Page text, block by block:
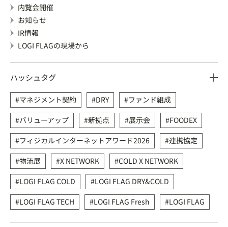
内覧会開催
お知らせ
IR情報
LOGI FLAGの現場から
ハッシュタグ
マネジメント契約 DRY
ファンド組成
バリューアップ
新拠点 展示会
FOODEX
フィジカルインターネットアワード2026
連携協定
物流展
X NETWORK
COLD X NETWORK
LOGI FLAG COLD
LOGI FLAG DRY&COLD
LOGI FLAG TECH
LOGI FLAG Fresh LOGI FLAG